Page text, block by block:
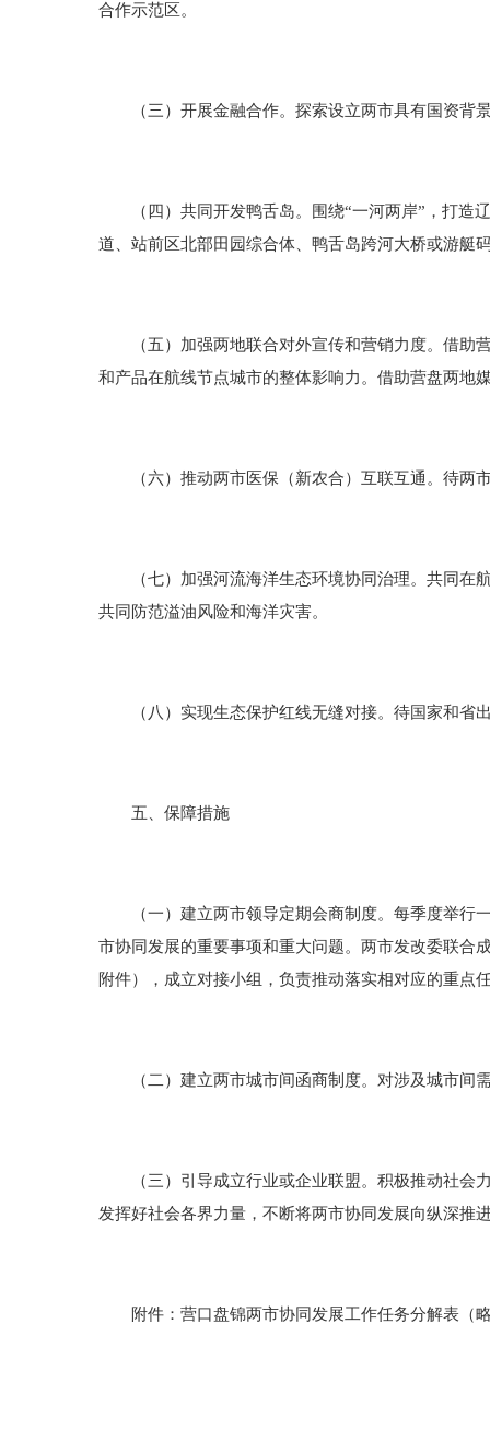
合作示范区。
（三）开展金融合作。探索设立两市具有国资背景
（四）共同开发鸭舌岛。围绕“一河两岸”，打造辽
道、站前区北部田园综合体、鸭舌岛跨河大桥或游艇
（五）加强两地联合对外宣传和营销力度。借助营
和产品在航线节点城市的整体影响力。借助营盘两地
（六）推动两市医保（新农合）互联互通。待两市
（七）加强河流海洋生态环境协同治理。共同在航
共同防范溢油风险和海洋灾害。
（八）实现生态保护红线无缝对接。待国家和省出
五、保障措施
（一）建立两市领导定期会商制度。每季度举行一
市协同发展的重要事项和重大问题。两市发改委联合
附件），成立对接小组，负责推动落实相对应的重点
（二）建立两市城市间函商制度。对涉及城市间需
（三）引导成立行业或企业联盟。积极推动社会力
发挥好社会各界力量，不断将两市协同发展向纵深推
附件：营口盘锦两市协同发展工作任务分解表（